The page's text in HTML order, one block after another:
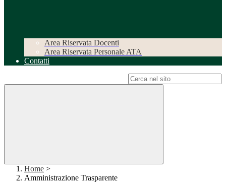
Area Riservata Docenti
Area Riservata Personale ATA
Contatti
Home >
Amministrazione Trasparente